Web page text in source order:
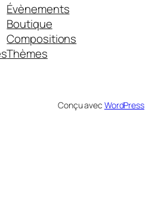
Évènements
Boutique
Compositions
Thèmes
Conçu avec WordPress